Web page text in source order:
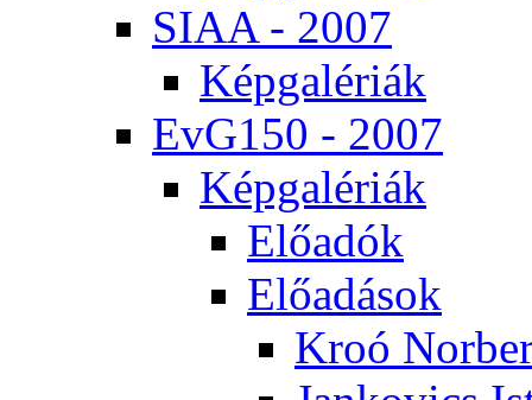
SI­AA - 2007
Kép­ga­lé­ri­ák
EvG150 - 2007
Kép­ga­lé­ri­ák
Elő­adók
Elő­adá­sok
Kroó